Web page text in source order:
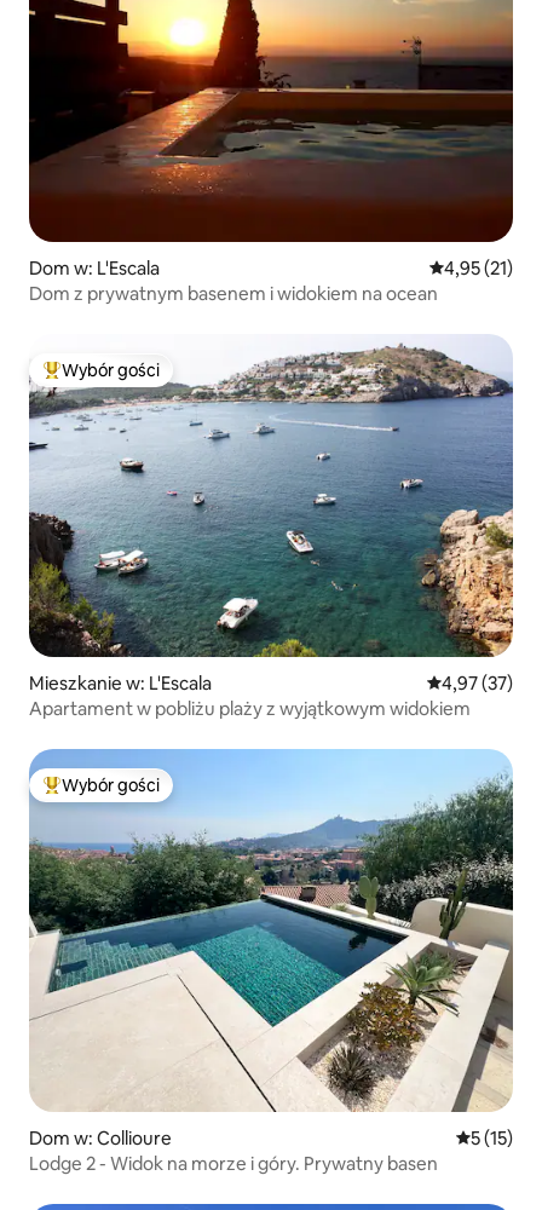
Dom w: L'Escala Średnia
4,95 (21)
Dom z prywatnym basenem i widokiem na ocean
Najpopularniejsze z kategorii Wybór gości
Wybór gości
Mieszkanie w: L'Escala Średnia
4,97 (37)
Apartament w pobliżu plaży z wyjątkowym widokiem
Najpopularniejsze z kategorii Wybór gości
Wybór gości
Dom w: Collioure Średnia
5 (15)
Lodge 2 - Widok na morze i góry. Prywatny basen